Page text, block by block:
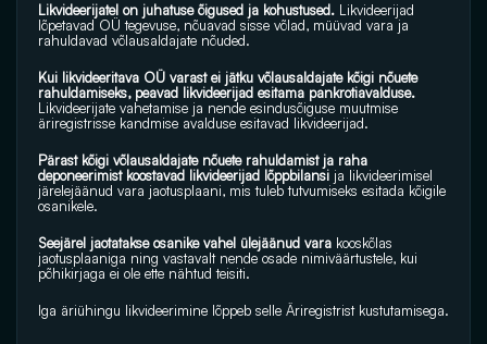
Likvideerijatel on juhatuse õigused ja kohustused. Likvideerijad
lõpetavad OÜ tegevuse, nõuavad sisse võlad, müüvad vara ja
rahuldavad võlausaldajate nõuded.
Kui likvideeritava OÜ varast ei jätku võlausaldajate kõigi nõuete
rahuldamiseks, peavad likvideerijad esitama pankrotiavalduse.
Likvideerijate vahetamise ja nende esindusõiguse muutmise
äriregistrisse kandmise avalduse esitavad likvideerijad.
Pärast kõigi võlausaldajate nõuete rahuldamist ja raha
deponeerimist koostavad likvideerijad lõppbilansi ja likvideerimisel
järelejäänud vara jaotusplaani, mis tuleb tutvumiseks esitada kõigile
osanikele.
Seejärel jaotatakse osanike vahel ülejäänud vara kooskõlas
jaotusplaaniga ning vastavalt nende osade nimiväärtustele, kui
põhikirjaga ei ole ette nähtud teisiti.
Iga äriühingu likvideerimine lõppeb selle Äriregistrist kustutamisega.